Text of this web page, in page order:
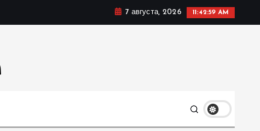
7 августа, 2026 11:43:00 AM